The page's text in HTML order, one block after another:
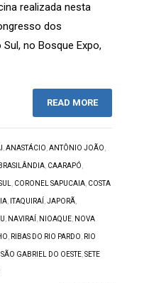
realizada nesta
dos
no Bosque Expo,
READ MORE
,ANASTÁCIO,ANTÔNIO JOÃO,
BRASILÂNDIA, CAARAPÓ,
, CORONEL SAPUCAIA, COSTA
, ITAQUIRAÍ ,JAPORÃ,
, NAVIRAÍ , NIOAQUE, NOVA
, RIBAS DO RIO PARDO, RIO
SÃO GABRIEL DO OESTE,SETE